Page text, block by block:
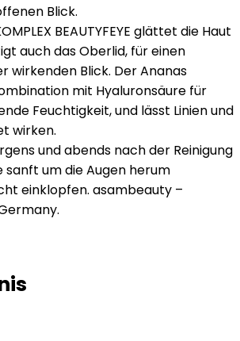
Blick.
BEAUTYFEYE glättet die Haut
auch das Oberlid, für einen
wirkenden Blick. Der Ananas
mit Hyaluronsäure für
Feuchtigkeit, und lässt Linien und
wirken.
und abends nach der Reinigung
sanft um die Augen herum
einklopfen. asambeauty –